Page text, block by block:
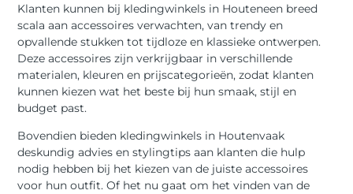
Klanten kunnen bij kledingwinkels in Houteneen breed
scala aan accessoires verwachten, van trendy en
opvallende stukken tot tijdloze en klassieke ontwerpen.
Deze accessoires zijn verkrijgbaar in verschillende
materialen, kleuren en prijscategorieën, zodat klanten
kunnen kiezen wat het beste bij hun smaak, stijl en
budget past.
Bovendien bieden kledingwinkels in Houtenvaak
deskundig advies en stylingtips aan klanten die hulp
nodig hebben bij het kiezen van de juiste accessoires
voor hun outfit. Of het nu gaat om het vinden van de